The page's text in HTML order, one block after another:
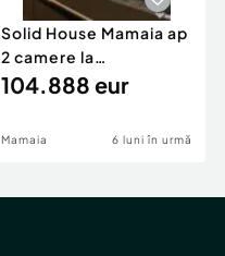
Solid House Mamaia ap
2 camere la
cheie,langa Mega
104.888 eur
Mamaia 6 luni în urmă